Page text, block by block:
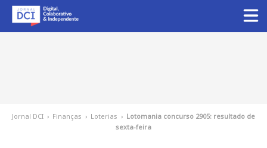
Jornal DCI › Finanças › Loterias › Lotomania concurso 2905: resultado de
sexta-feira